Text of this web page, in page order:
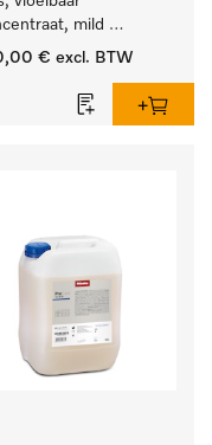
mild
20 l voor het
textiel.
€ excl. BTW